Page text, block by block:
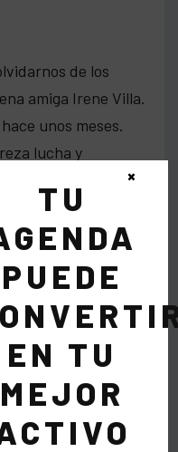
de los
amiga Irene Villa.
unos meses.
lucha y
TU
PUEDE
EN TU
MEJOR
×